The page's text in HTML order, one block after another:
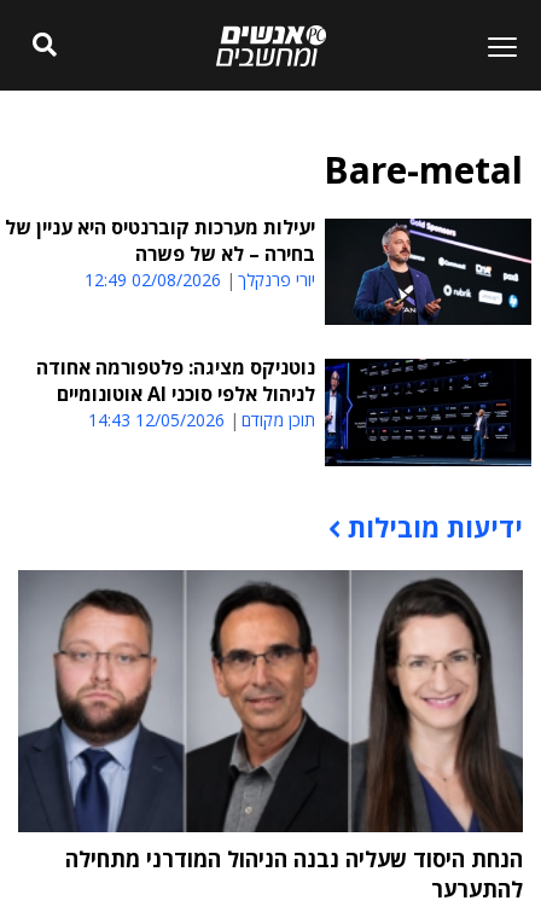
Bare-metal
יעילות מערכות קוברנטיס היא עניין של
בחירה – לא של פשרה
יורי פרנקלך 02/08/2026 12:49
נוטניקס מציגה: פלטפורמה אחודה
לניהול אלפי סוכני AI אוטונומיים
תוכן מקודם 12/05/2026 14:43
תוכן פרסומי
ידיעות מובילות
הנחת היסוד שעליה נבנה הניהול המודרני מתחילה
להתערער